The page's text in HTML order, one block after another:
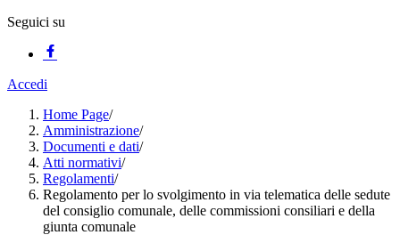
Seguici su
Accedi
Home Page/
Amministrazione/
Documenti e dati/
Atti normativi/
Regolamenti/
Regolamento per lo svolgimento in via telematica delle sedute
del consiglio comunale, delle commissioni consiliari e della
giunta comunale